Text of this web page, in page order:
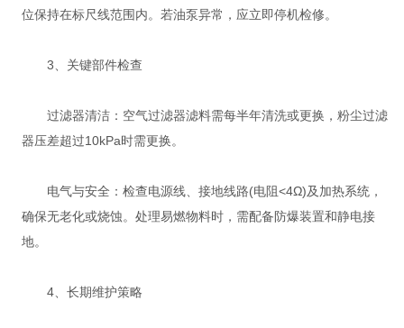
位保持在标尺线范围内。若油泵异常，应立即停机检修。
3、关键部件检查‌
‌过滤器清洁‌：空气过滤器滤料需每半年清洗或更换，粉尘过滤
器压差超过10kPa时需更换‌。
‌电气与安全‌：检查电源线、接地线路(电阻<4Ω)及加热系统，
确保无老化或烧蚀‌。处理易燃物料时，需配备防爆装置和静电接
地‌。
4、长期维护策略‌